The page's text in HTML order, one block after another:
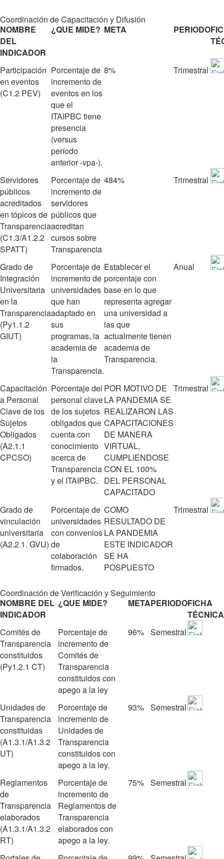
Coordinación de Capacitación y Difusión
NOMBRE
DEL
INDICADOR
¿QUE MIDE? META PERIODO
Participación
en eventos
(C1.2 PEV)
Porcentaje de
incremento de
eventos en los
que el
ITAIPBC tiene
presencia
(versus
período
anterior ‐vpa‐).
8% Trimestral
Servidores
públicos
acreditados
en tópicos de
Transparencia
(C1.3/A1.2.2
SPATT)
Porcentaje de
incremento de
servidores
públicos que
acreditan
cursos sobre
Transparencia
484% Trimestral
Grado de
Integración
Universitaria
en la
Transparencia
(Py1.1.2
GIUT)
Porcentaje de
incremento de
universidades
que han
adaptado en
sus
programas, la
academia de
la
Transparencia.
Establecer el
porcentaje con
base en lo que
representa agregar
una universidad a
las que
actualmente tienen
academia de
Transparencia.
Anual
Capacitación
a Personal
Clave de los
Sujetos
Obligados
(A2.1.1
CPCSO)
Porcentaje del
personal clave
de los sujetos
obligados que
cuenta con
conocimiento
acerca de
Transparencia
y el ITAIPBC.
POR MOTIVO DE
LA PANDEMIA SE
REALIZARON LAS
CAPACITACIONES
DE MANERA
VIRTUAL,
CUMPLIENDOSE
CON EL 100%
DEL PERSONAL
CAPACITADO
Trimestral
Grado de
vinculación
universitaria
(A2.2.1. GVU)
Porcentaje de
universidades
con convenios
de
colaboración
firmados.
COMO
RESULTADO DE
LA PANDEMIA
ESTE INDICADOR
SE HA
POSPUESTO
Trimestral
Coordinación de Verificación y Seguimiento
NOMBRE DEL
INDICADOR
¿QUE MIDE? METAPERIODOFICHA
TÉCNICA
Comités de
Transparencia
constituidos
(Py1.2.1 CT)
Porcentaje de
incremento de
Comités de
Transparencia
constituidos con
apego a la ley
96% Semestral
Unidades de
Transparencia
constituidas
(A1.3.1/A1.3.2
UT)
Porcentaje de
incremento de
Unidades de
Transparencia
constituidos con
apego a la ley.
93% Semestral
Reglamentos
de
Transparencia
elaborados
(A1.3.1/A1.3.2
RT)
Porcentaje de
incremento de
Reglamentos de
Transparencia
elaborados con
apego a la ley.
75% Semestral